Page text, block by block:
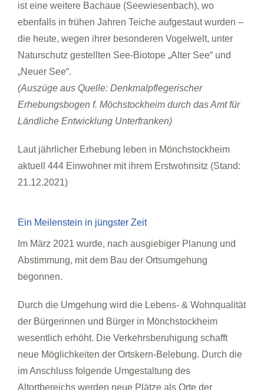
ist eine weitere Bachaue (Seewiesenbach), wo
ebenfalls in frühen Jahren Teiche aufgestaut wurden –
die heute, wegen ihrer besonderen Vogelwelt, unter
Naturschutz gestellten See-Biotope „Alter See“ und
„Neuer See“.
(Auszüge aus Quelle: Denkmalpflegerischer
Erhebungsbogen f. Möchstockheim durch das Amt für
Ländliche Entwicklung Unterfranken)
Laut jährlicher Erhebung leben in Mönchstockheim
aktuell 444 Einwohner mit ihrem Erstwohnsitz (Stand:
21.12.2021)
Ein Meilenstein in jüngster Zeit
Im März 2021 wurde, nach ausgiebiger Planung und
Abstimmung, mit dem Bau der Ortsumgehung
begonnen.
Durch die Umgehung wird die Lebens- & Wohnqualität
der Bürgerinnen und Bürger in Mönchstockheim
wesentlich erhöht. Die Verkehrsberuhigung schafft
neue Möglichkeiten der Ortskern-Belebung. Durch die
im Anschluss folgende Umgestaltung des
Altortbereichs werden neue Plätze als Orte der